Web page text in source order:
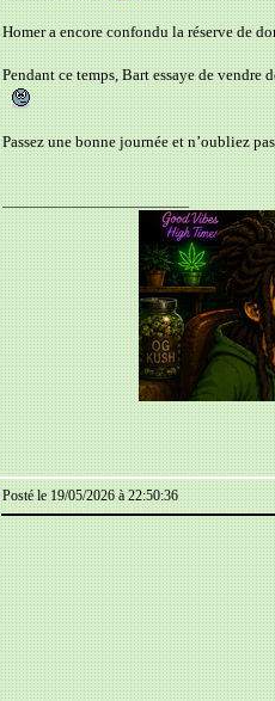
Homer a encore confondu la réserve de
Pendant ce temps, Bart essaye de vendre
Passez une bonne journée et n’oubliez
__________________________
Posté le 19/05/2026 à 22:50:36